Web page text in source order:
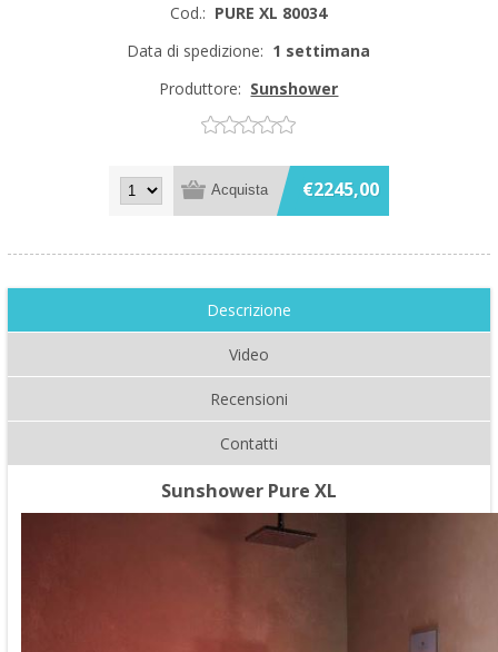
Cod.: PURE XL 80034
Data di spedizione: 1 settimana
Produttore: Sunshower
€2245,00
Descrizione
Video
Recensioni
Contatti
Sunshower Pure XL